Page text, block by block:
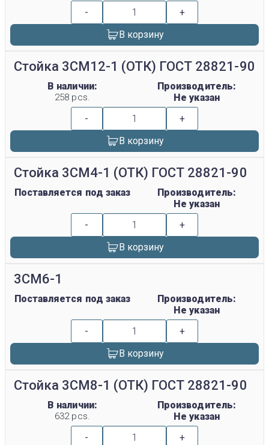
-
+
В корзину
Стойка 3СМ12-1 (ОТК) ГОСТ 28821-90
В наличии:
258 pcs.
Производитель:
Не указан
-
+
В корзину
Стойка 3СМ4-1 (ОТК) ГОСТ 28821-90
Поставляется под заказ
Производитель:
Не указан
-
+
В корзину
3СМ6-1
Поставляется под заказ
Производитель:
Не указан
-
+
В корзину
Стойка 3СМ8-1 (ОТК) ГОСТ 28821-90
В наличии:
632 pcs.
Производитель:
Не указан
-
+